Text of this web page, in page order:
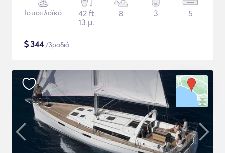
Ιστιοπλοϊκό
42 ft
13 μ.
8 3 5
$344/βραδιά